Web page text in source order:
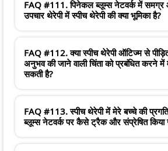
FAQ #111. पिनेकल ब्लूम्स नेटवर्क में समग्र
उपचार थेरेपी में स्पीच थेरेपी की क्या भूमिका है?
FAQ #112. क्या स्पीच थेरेपी ऑटिज्म से पीड़ित
अनुभव की जाने वाली चिंता को प्रबंधित करने
सकती है?
FAQ #113. स्पीच थेरेपी में मेरे बच्चे की
ब्लूम्स नेटवर्क पर कैसे ट्रैक और संप्रेषित किया